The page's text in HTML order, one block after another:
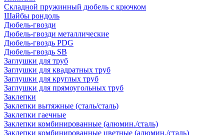
Складной пружинный дюбель с крючком
Шайбы рондоль
Дюбель-гвозди
Дюбель-гвозди металлические
Дюбель-гвоздь PDG
Дюбель-гвоздь SB
Заглушки для труб
Заглушки для квадратных труб
Заглушки для круглых труб
Заглушки для прямоугольных труб
Заклепки
Заклепки вытяжные (сталь/сталь)
Заклепки гаечные
Заклепки комбинированные (алюмин./сталь)
Заклепки комбинированные цветные (алюмин./сталь)